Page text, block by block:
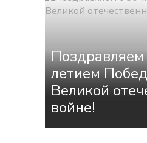
технических
качественной
воздуха выше
летием
Великой
войне!